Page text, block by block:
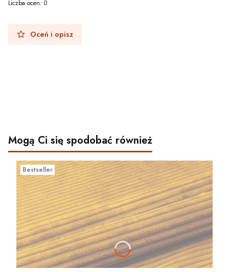
Liczba ocen: 0
Oceń i opisz
Mogą Ci się spodobać również
Bestseller